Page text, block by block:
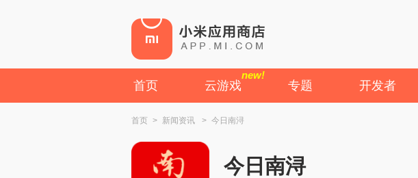
首页 云游戏
new!
专题 开发者
首页 > 新闻资讯 > 今日南浔
今日南浔